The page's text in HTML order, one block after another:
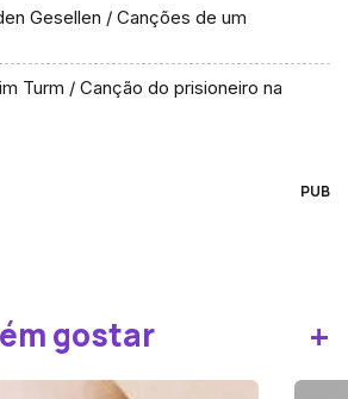
Gesellen / Canções de um
Turm / Canção do prisioneiro na
PUB
gostar +